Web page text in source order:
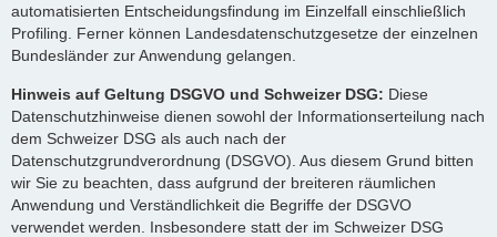
automatisierten Entscheidungsfindung im Einzelfall einschließlich
Profiling. Ferner können Landesdatenschutzgesetze der einzelnen
Bundesländer zur Anwendung gelangen.
Hinweis auf Geltung DSGVO und Schweizer DSG: Diese
Datenschutzhinweise dienen sowohl der Informationserteilung nach
dem Schweizer DSG als auch nach der
Datenschutzgrundverordnung (DSGVO). Aus diesem Grund bitten
wir Sie zu beachten, dass aufgrund der breiteren räumlichen
Anwendung und Verständlichkeit die Begriffe der DSGVO
verwendet werden. Insbesondere statt der im Schweizer DSG